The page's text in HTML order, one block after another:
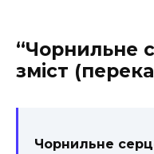
“Чорнильне
зміст
Чорнильне